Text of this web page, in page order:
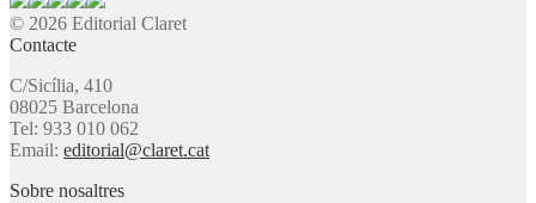
© 2026 Editorial Claret
Contacte
C/Sicília, 410
08025 Barcelona
Tel: 933 010 062
Email: editorial@claret.cat
Sobre nosaltres